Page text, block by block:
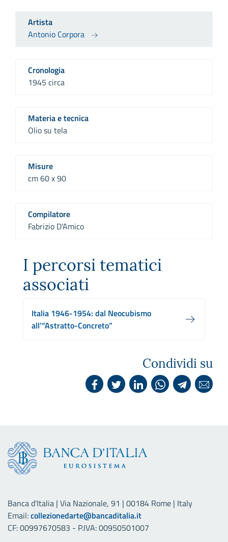
Artista
Antonio Corpora
Cronologia
1945 circa
Materia e tecnica
Olio su tela
Misure
cm 60 x 90
Compilatore
Fabrizio D'Amico
I percorsi tematici
associati
Italia 1946-1954: dal Neocubismo
all’“Astratto-Concreto”
Condividi su
Banca d'Italia | Via Nazionale, 91 | 00184 Rome | Italy
Email:collezionedarte@bancaditalia.it
CF: 00997670583 - P.IVA: 00950501007